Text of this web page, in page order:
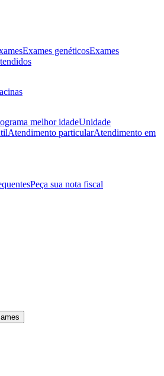
Exames genéticosExames
melhor idadeUnidade
Atendimento particularAtendimento em
Peça sua nota fiscal